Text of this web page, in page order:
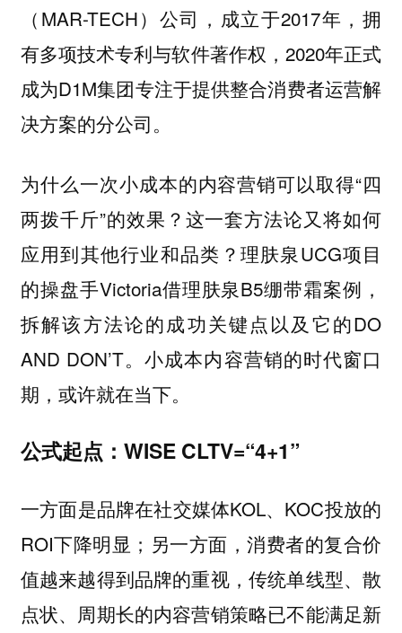
（MAR-TECH）公司，成立于2017年，拥
有多项技术专利与软件著作权，2020年正式
成为D1M集团专注于提供整合消费者运营解
决方案的分公司。
为什么一次小成本的内容营销可以取得“四
两拨千斤”的效果？这一套方法论又将如何
应用到其他行业和品类？理肤泉UCG项目
的操盘手Victoria借理肤泉B5绷带霜案例，
拆解该方法论的成功关键点以及它的DO
AND DON’T。小成本内容营销的时代窗口
期，或许就在当下。
公式起点：WISE CLTV=“4+1”
一方面是品牌在社交媒体KOL、KOC投放的
ROI下降明显；另一方面，消费者的复合价
值越来越得到品牌的重视，传统单线型、散
点状、周期长的内容营销策略已不能满足新